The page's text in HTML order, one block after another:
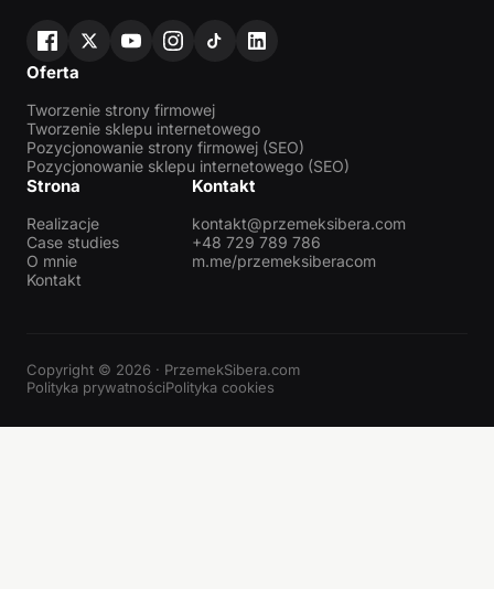
Oferta
Tworzenie strony firmowej
Tworzenie sklepu internetowego
Pozycjonowanie strony firmowej (SEO)
Pozycjonowanie sklepu internetowego (SEO)
Strona
Realizacje
Case studies
O mnie
Kontakt
Kontakt
kontakt@przemeksibera.com
+48 729 789 786
m.me/przemeksiberacom
Copyright © 2026 · PrzemekSibera.com
Polityka prywatnościPolityka cookies